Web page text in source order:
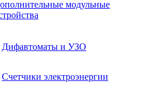
модульные
Дифавтоматы и УЗО
Счетчики электроэнергии